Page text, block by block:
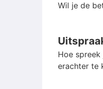
Wil je de
Hoe
erachter te